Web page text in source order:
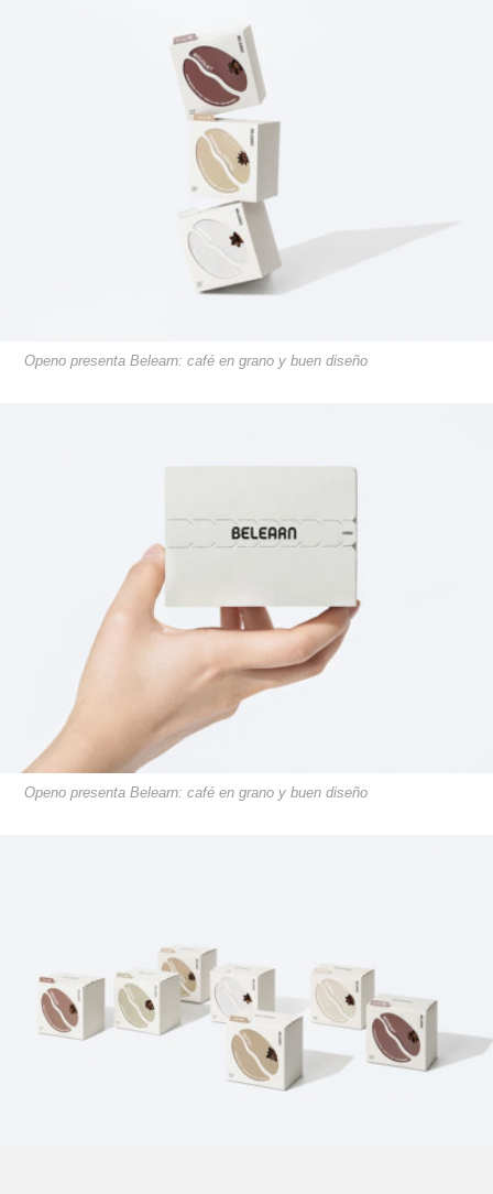
Openo presenta Belearn: café en grano y buen diseño
Openo presenta Belearn: café en grano y buen diseño